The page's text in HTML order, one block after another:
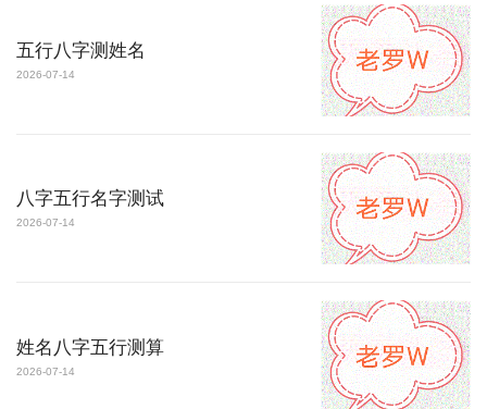
五行八字测姓名
2026-07-14
八字五行名字测试
2026-07-14
姓名八字五行测算
2026-07-14